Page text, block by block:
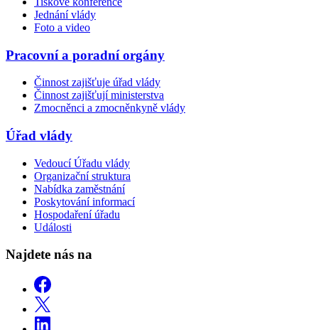
Jednání vlády
Foto a video
Pracovní a poradní orgány
Činnost zajišťuje úřad vlády
Činnost zajišťují ministerstva
Zmocněnci a zmocněnkyně vlády
Úřad vlády
Vedoucí Úřadu vlády
Organizační struktura
Nabídka zaměstnání
Poskytování informací
Hospodaření úřadu
Události
Najdete nás na